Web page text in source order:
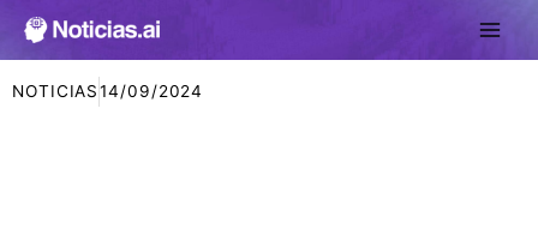
NOTICIAS 14/09/2024